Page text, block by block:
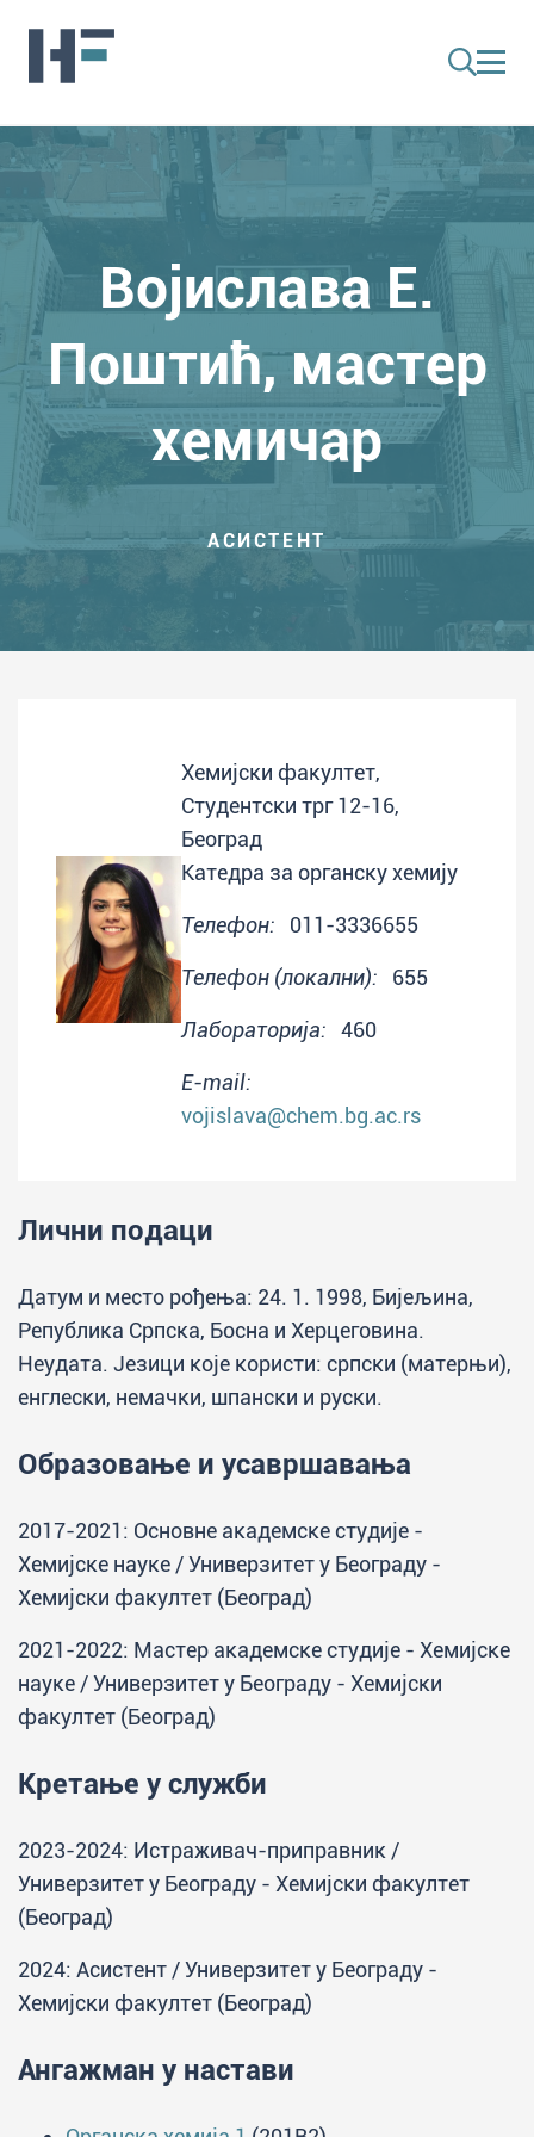
Војислава Е.
Поштић, мастер
хемичар
АСИСТЕНТ
Хемијски факултет,
Студентски трг 12-16,
Београд
Катедра за органску хемију
Телефон: 011-3336655
Телефон (локални): 655
Лабораторија: 460
E-mail:
vojislava@chem.bg.ac.rs
Лични подаци
Датум и место рођења: 24. 1. 1998, Бијељина,
Република Српска, Босна и Херцеговина.
Неудата. Језици које користи: српски (матерњи),
енглески, немачки, шпански и руски.
Образовање и усавршавања
2017-2021: Основне академске студије -
Хемијске науке / Универзитет у Београду -
Хемијски факултет (Београд)
2021-2022: Мастер академске студије - Хемијске
науке / Универзитет у Београду - Хемијски
факултет (Београд)
Кретање у служби
2023-2024: Истраживач-приправник /
Универзитет у Београду - Хемијски факултет
(Београд)
2024: Асистент / Универзитет у Београду -
Хемијски факултет (Београд)
Ангажман у настави